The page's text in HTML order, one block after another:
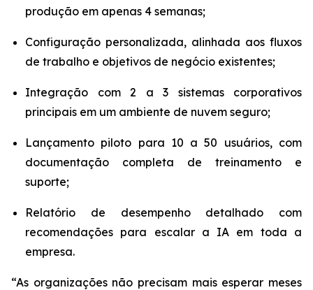
produção em apenas 4 semanas;
Configuração personalizada, alinhada aos fluxos
de trabalho e objetivos de negócio existentes;
Integração com 2 a 3 sistemas corporativos
principais em um ambiente de nuvem seguro;
Lançamento piloto para 10 a 50 usuários, com
documentação completa de treinamento e
suporte;
Relatório de desempenho detalhado com
recomendações para escalar a IA em toda a
empresa.
“As organizações não precisam mais esperar meses